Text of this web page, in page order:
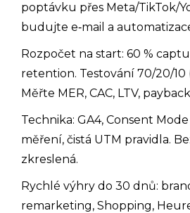
poptávku přes Meta/TikTok/
budujte e‑mail a
Rozpočet na start: 60 %
retention. Testování 70/20/10
Měřte MER, CAC, LTV,
Technika: GA4, Consent Mode
měření, čistá UTM pravidla.
zkreslená.
Rychlé výhry do 30 dnů:
remarketing, Shopping,